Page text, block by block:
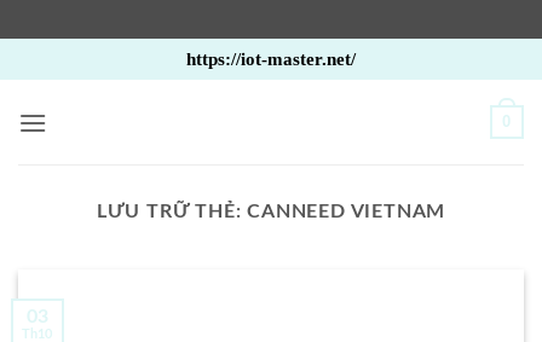
qua
nội
https://iot-master.net/
0
LƯU TRỮ THẺ:CANNEED VIETNAM
03
Th10